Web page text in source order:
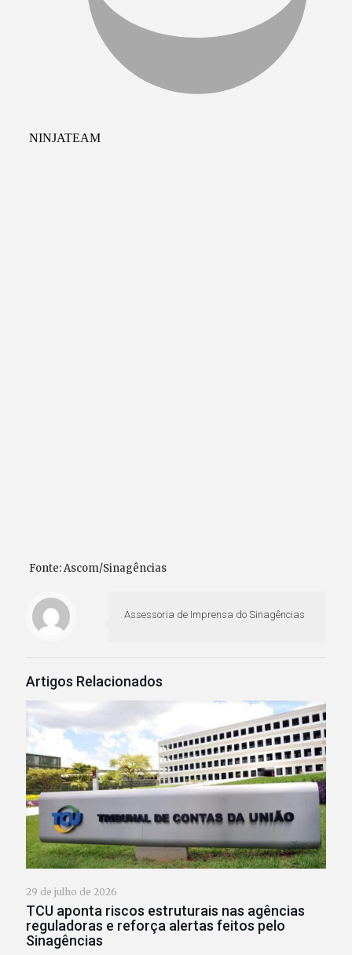
Fonte: Ascom/Sinagências
Assessoria de Imprensa do Sinagências
Artigos Relacionados
29 de julho de 2026
TCU aponta riscos estruturais nas agências
reguladoras e reforça alertas feitos pelo
Sinagências